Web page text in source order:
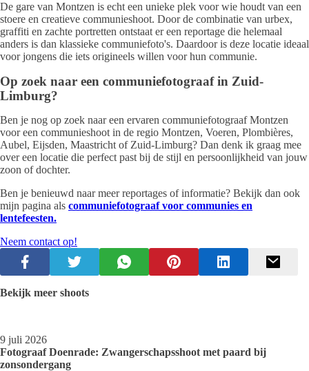
De gare van Montzen is echt een unieke plek voor wie houdt van een
stoere en creatieve communieshoot. Door de combinatie van urbex,
graffiti en zachte portretten ontstaat er een reportage die helemaal
anders is dan klassieke communiefoto's. Daardoor is deze locatie ideaal
voor jongens die iets origineels willen voor hun communie.
Op zoek naar een communiefotograaf in Zuid-
Limburg?
Ben je nog op zoek naar een ervaren communiefotograaf Montzen
voor een communieshoot in de regio Montzen, Voeren, Plombières,
Aubel, Eijsden, Maastricht of Zuid-Limburg? Dan denk ik graag mee
over een locatie die perfect past bij de stijl en persoonlijkheid van jouw
zoon of dochter.
Ben je benieuwd naar meer reportages of informatie? Bekijk dan ook
mijn pagina als communiefotograaf voor communies en
lentefeesten.
Neem contact op!
Bekijk meer shoots
9 juli 2026
Fotograaf Doenrade: Zwangerschapsshoot met paard bij
zonsondergang